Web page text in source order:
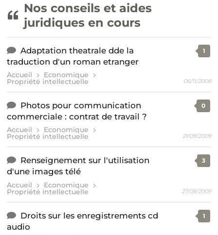
Nos conseils et aides
juridiques en cours
Adaptation theatrale dde la
traduction d'un roman etranger
Accueil Economique
Propriété intellectuelle
1
06/11/2008
Photos pour communication
commerciale : contrat de travail ?
Accueil Economique
Propriété intellectuelle
0
21/09/2009
Renseignement sur l'utilisation
d'une images télé
Accueil Economique
Propriété intellectuelle
3
27/08/2009
Droits sur les enregistrements cd
audio
1